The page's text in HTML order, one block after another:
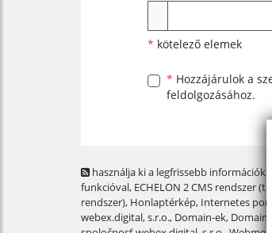
* kötelező elemek
* Hozzájárulok a
feldolgozásához.
használja ki a legfrissebb információk
funkcióval, ECHELON 2 CMS rendszer
rendszer), Honlaptérkép, Internetes
webex.digital, s.r.o., Domain-ek, Domain